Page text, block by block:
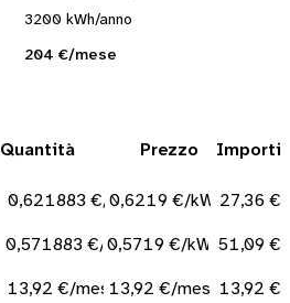
3200 kWh/anno
204 €/mese
Quantità Prezzo Importi
0,621883 €/kWh0,6219 €/kWh27,36 €
0,571883 €/kWh0,5719 €/kWh51,09 €
13,92 €/mese13,92 €/mese 13,92 €